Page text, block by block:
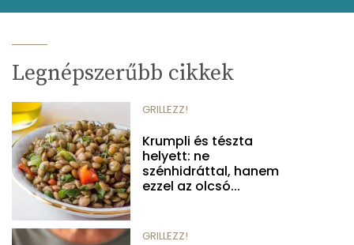
Legnépszerűbb cikkek
GRILLEZZ!
Krumpli és tészta
helyett: ne
szénhidráttal, hanem
ezzel az olcsó...
GRILLEZZ!